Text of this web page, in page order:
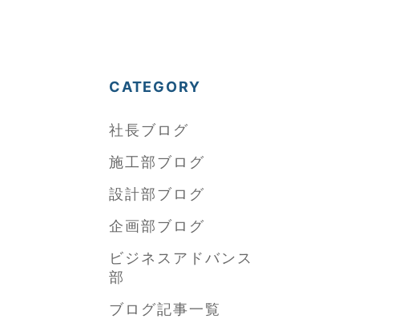
CATEGORY
社長ブログ
施工部ブログ
設計部ブログ
企画部ブログ
ビジネスアドバンス
部
ブログ記事一覧